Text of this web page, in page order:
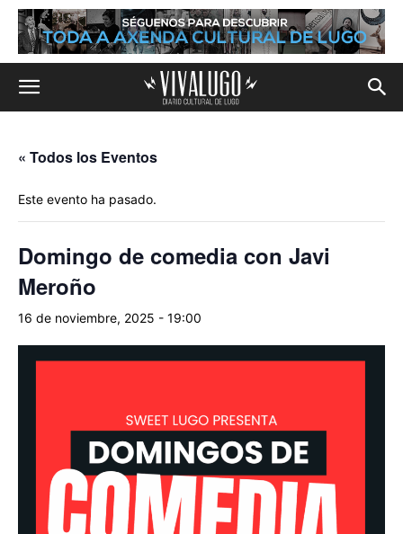
« Todos los Eventos
Este evento ha pasado.
Domingo de comedia con Javi
Meroño
16 de noviembre, 2025 - 19:00